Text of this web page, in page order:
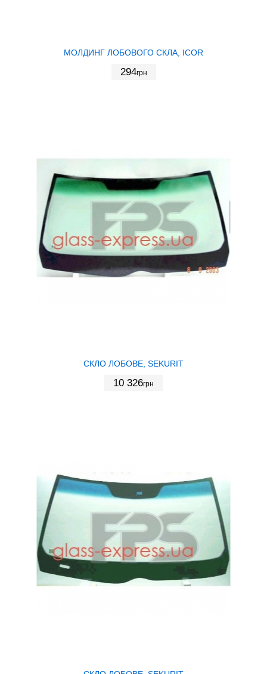
МОЛДИНГ ЛОБОВОГО СКЛА, ICOR
294грн
СКЛО ЛОБОВЕ, SEKURIT
10 326грн